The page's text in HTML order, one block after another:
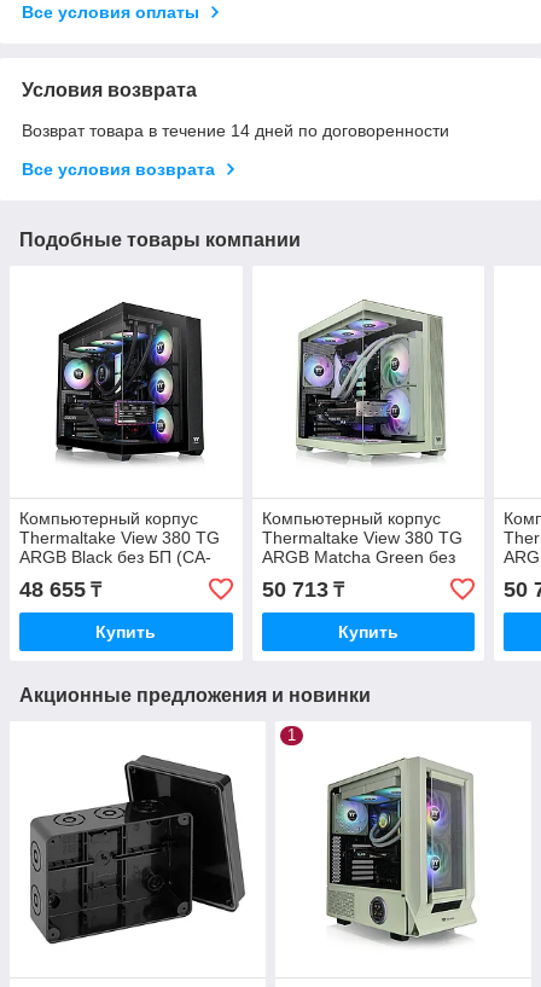
Все условия оплаты
Условия возврата
Возврат товара в течение 14 дней по договоренности
Все условия возврата
Подобные товары компании
Компьютерный корпус
Thermaltake View 380 TG
ARGB Black без БП (CA-
1Z2-00M1WN-00)
48 655 ₸
Купить
Компьютерный корпус
Thermaltake View 380 TG
ARGB Matcha Green без
БП (CA-1Z2-00MEWN-00)
50 713₸
Купить
50
Акционные предложения и новинки
1